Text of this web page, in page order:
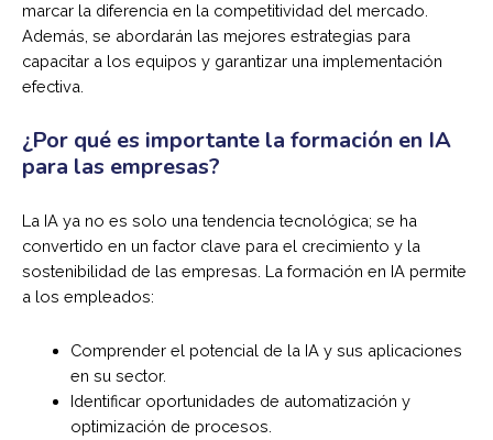
marcar la diferencia en la competitividad del mercado.
Además, se abordarán las mejores estrategias para
capacitar a los equipos y garantizar una implementación
efectiva.
¿Por qué es importante la formación en IA
para las empresas?
La IA ya no es solo una tendencia tecnológica; se ha
convertido en un factor clave para el crecimiento y la
sostenibilidad de las empresas. La formación en IA permite
a los empleados:
Comprender el potencial de la IA y sus aplicaciones
en su sector.
Identificar oportunidades de automatización y
optimización de procesos.